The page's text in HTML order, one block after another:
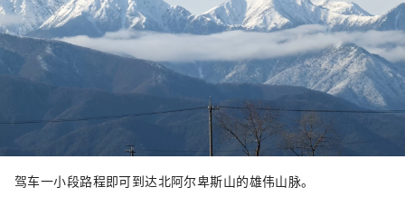
驾车一小段路程即可到达北阿尔卑斯山的雄伟山脉。